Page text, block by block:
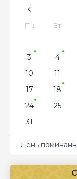
Пн Вт
3
4
10
11
17
18
24
25
31
День